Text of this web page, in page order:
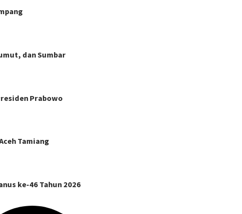
dan Sumbar
Prabowo
Tamiang
ke-46 Tahun 2026